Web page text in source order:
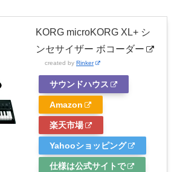
KORG microKORG XL+ シ
ンセサイザー ボコーダー
created by Rinker
サウンドハウス
Amazon
楽天市場
Yahooショッピング
仕様は公式サイトで